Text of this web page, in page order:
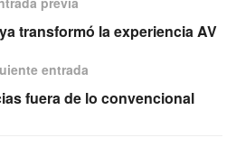
transformó la experiencia AV
entrada
fuera de lo convencional